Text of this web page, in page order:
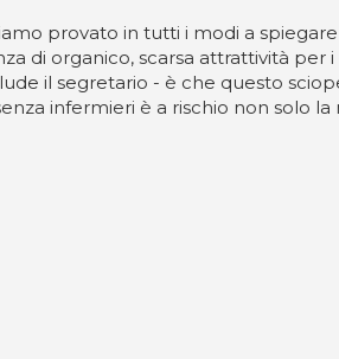
provato in tutti i modi a
di organico, scarsa attrattività per
il segretario - è che questo
infermieri è a rischio non solo